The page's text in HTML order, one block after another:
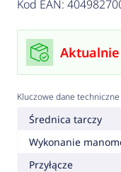
Kod EAN:
Kluczowe dane techniczne
Średnica tarczy
Wykonanie
Przyłącze